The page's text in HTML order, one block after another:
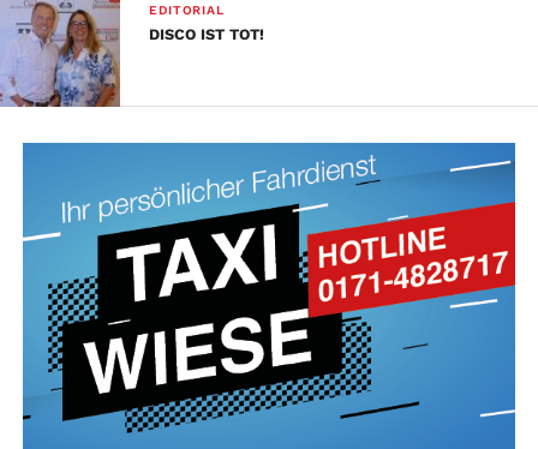
EDITORIAL
DISCO IST TOT!